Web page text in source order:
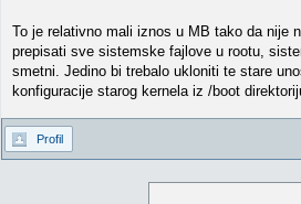
To je relativno mali iznos u MB tako da nije
prepisati sve sistemske fajlove u rootu,
smetni. Jedino bi trebalo ukloniti te stare
konfiguracije starog kernela iz /boot
Profil